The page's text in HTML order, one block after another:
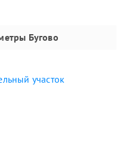
Бугово
участок